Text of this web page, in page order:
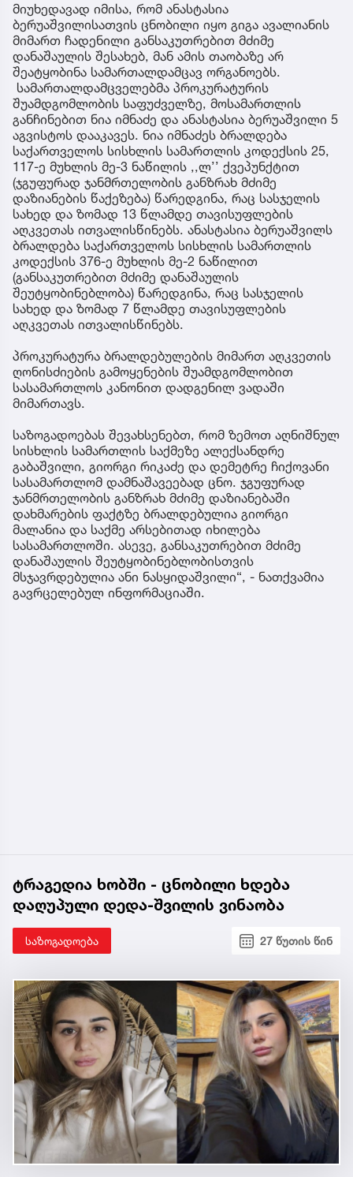
მიუხედავად იმისა, რომ ანასტასია
ბერუაშვილისათვის ცნობილი იყო გიგა ავალიანის
მიმართ ჩადენილი განსაკუთრებით მძიმე
დანაშაულის შესახებ, მან ამის თაობაზე არ
შეატყობინა სამართალდამცავ ორგანოებს.
სამართალდამცველებმა პროკურატურის
შუამდგომლობის საფუძველზე, მოსამართლის
განჩინებით ნია იმნაძე და ანასტასია ბერუაშვილი 5
აგვისტოს დააკავეს. ნია იმნაძეს ბრალდება
საქართველოს სისხლის სამართლის კოდექსის 25,
117-ე მუხლის მე-3 ნაწილის ,,ლ’’ ქვეპუნქტით
(ჯგუფურად ჯანმრთელობის განზრახ მძიმე
დაზიანების წაქეზება) წარედგინა, რაც სასჯელის
სახედ და ზომად 13 წლამდე თავისუფლების
აღკვეთას ითვალისწინებს. ანასტასია ბერუაშვილს
ბრალდება საქართველოს სისხლის სამართლის
კოდექსის 376-ე მუხლის მე-2 ნაწილით
(განსაკუთრებით მძიმე დანაშაულის
შეუტყობინებლობა) წარედგინა, რაც სასჯელის
სახედ და ზომად 7 წლამდე თავისუფლების
აღკვეთას ითვალისწინებს.
პროკურატურა ბრალდებულების მიმართ აღკვეთის
ღონისძიების გამოყენების შუამდგომლობით
სასამართლოს კანონით დადგენილ ვადაში
მიმართავს.
საზოგადოებას შევახსენებთ, რომ ზემოთ აღნიშნულ
სისხლის სამართლის საქმეზე ალექსანდრე
გაბაშვილი, გიორგი რიკაძე და დემეტრე ჩიქოვანი
სასამართლომ დამნაშავეებად ცნო. ჯგუფურად
ჯანმრთელობის განზრახ მძიმე დაზიანებაში
დახმარების ფაქტზე ბრალდებულია გიორგი
მალანია და საქმე არსებითად იხილება
სასამართლოში. ასევე, განსაკუთრებით მძიმე
დანაშაულის შეუტყობინებლობისთვის
მსჯავრდებულია ანი ნასყიდაშვილი“, - ნათქვამია
გავრცელებულ ინფორმაციაში.
ტრაგედია ხობში - ცნობილი ხდება
დაღუპული დედა-შვილის ვინაობა
საზოგადოება 27 წუთის წინ